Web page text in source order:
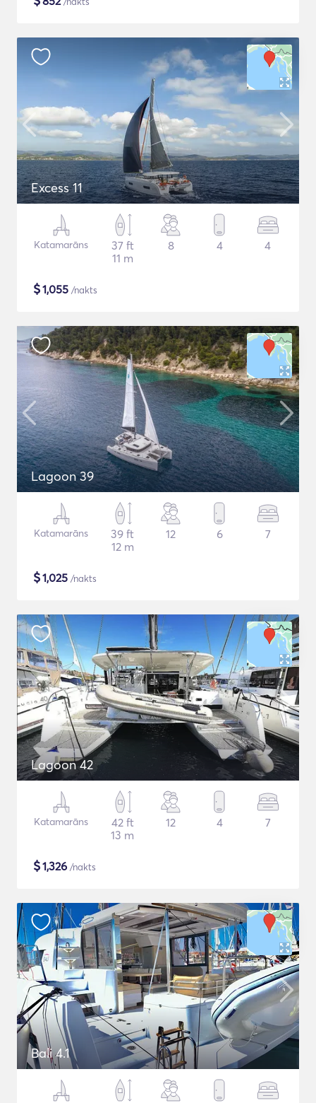
Excess 11
Katamarāns
37 ft
11 m
8 4 4
$1,055 /nakts
Lagoon 39
Katamarāns
39 ft
12 m
12 6 7
$1,025 /nakts
Lagoon 42
Katamarāns
42 ft
13 m
12 4 7
$1,326 /nakts
Bali 4.1